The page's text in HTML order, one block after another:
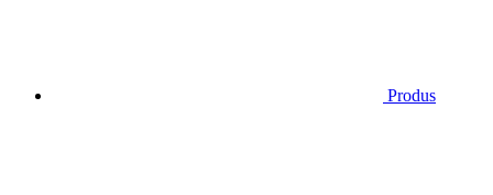
Produs